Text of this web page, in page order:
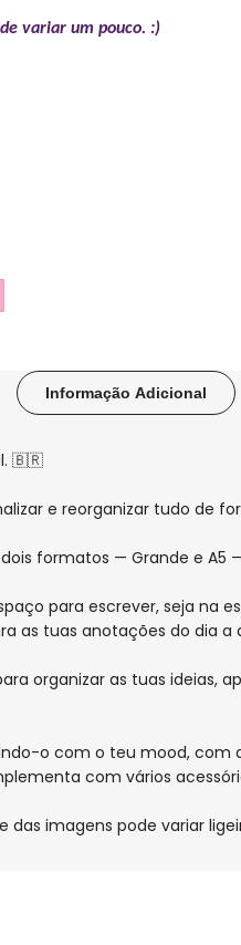
variar um pouco. :)
Informação Adicional
🇧🇷
e reorganizar tudo de
formatos — Grande e A5
para escrever, seja na
as tuas anotações do dia a
organizar as tuas ideias,
o com o teu mood,
com vários
imagens pode variar